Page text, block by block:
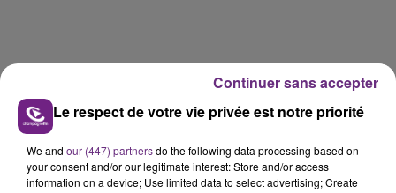
Le respect de votre vie privée est notre priorité
We and our (447) partnersdo the following data processing based on
your consent and/or our legitimate interest: Store and/or access
information on a device; Use limited data to select advertising; Create
Continuer sans accepter